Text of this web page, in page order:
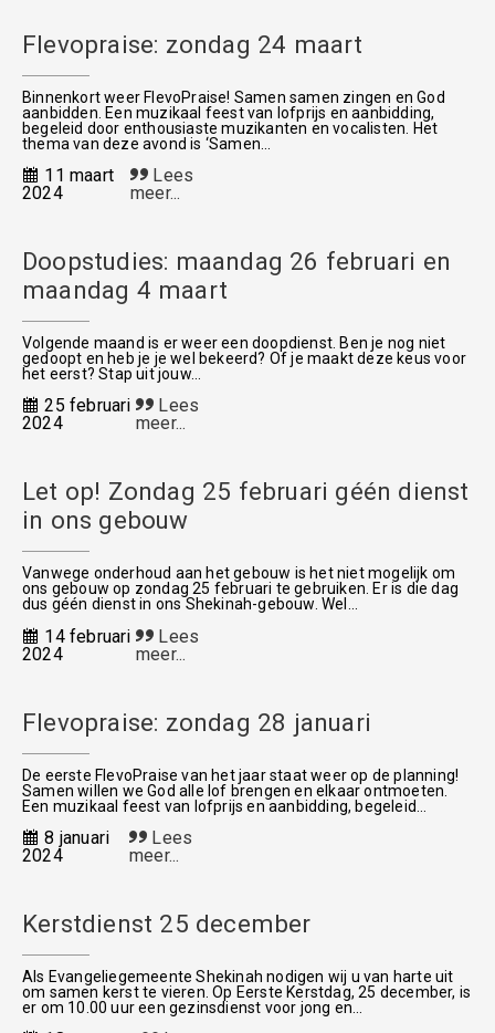
Flevopraise: zondag 24 maart
Binnenkort weer FlevoPraise! Samen samen zingen en God
aanbidden. Een muzikaal feest van lofprijs en aanbidding,
begeleid door enthousiaste muzikanten en vocalisten. Het
thema van deze avond is ‘Samen...
11 maart
2024
Lees
meer...
Doopstudies: maandag 26 februari en
maandag 4 maart
Volgende maand is er weer een doopdienst. Ben je nog niet
gedoopt en heb je je wel bekeerd? Of je maakt deze keus voor
het eerst? Stap uit jouw...
25 februari
2024
Lees
meer...
Let op! Zondag 25 februari géén dienst
in ons gebouw
Vanwege onderhoud aan het gebouw is het niet mogelijk om
ons gebouw op zondag 25 februari te gebruiken. Er is die dag
dus géén dienst in ons Shekinah-gebouw. Wel...
14 februari
2024
Lees
meer...
Flevopraise: zondag 28 januari
De eerste FlevoPraise van het jaar staat weer op de planning!
Samen willen we God alle lof brengen en elkaar ontmoeten.
Een muzikaal feest van lofprijs en aanbidding, begeleid...
8 januari
2024
Lees
meer...
Kerstdienst 25 december
Als Evangeliegemeente Shekinah nodigen wij u van harte uit
om samen kerst te vieren. Op Eerste Kerstdag, 25 december, is
er om 10.00 uur een gezinsdienst voor jong en...